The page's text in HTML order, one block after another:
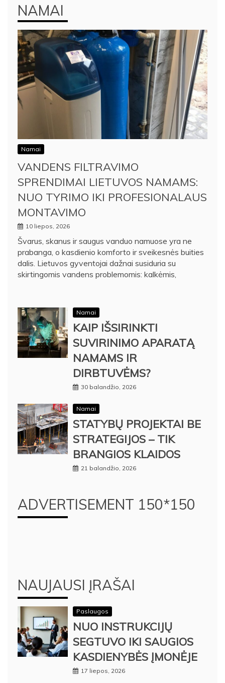
NAMAI
Namai
VANDENS FILTRAVIMO
SPRENDIMAI LIETUVOS NAMAMS:
NUO TYRIMO IKI PROFESIONALAUS
MONTAVIMO
10 liepos, 2026
Švarus, skanus ir saugus vanduo namuose yra ne
prabanga, o kasdienio komforto ir sveikesnės buities
dalis. Lietuvos gyventojai dažnai susiduria su
skirtingomis vandens problemomis: kalkėmis,
Namai
KAIP IŠSIRINKTI
SUVIRINIMO APARATĄ
NAMAMS IR
DIRBTUVĖMS?
30 balandžio, 2026
Namai
STATYBŲ PROJEKTAI BE
STRATEGIJOS – TIK
BRANGIOS KLAIDOS
21 balandžio, 2026
ADVERTISEMENT 150*150
NAUJAUSI ĮRAŠAI
Paslaugos
NUO INSTRUKCIJŲ
SEGTUVO IKI SAUGIOS
KASDIENYBĖS ĮMONĖJE
17 liepos, 2026